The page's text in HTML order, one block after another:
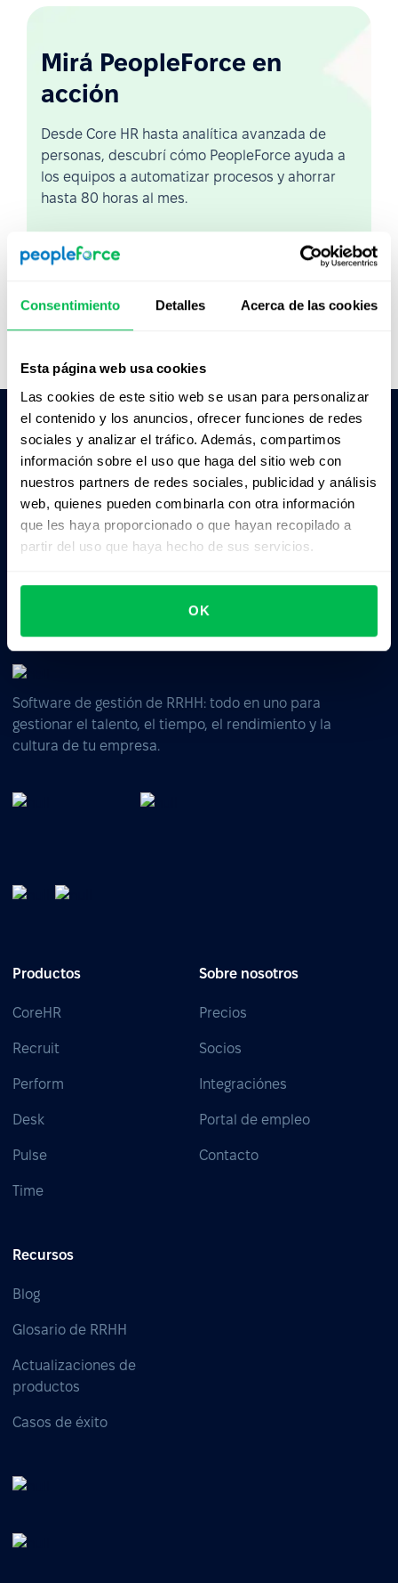
Consentimiento Detalles Acerca de las cookies
Esta página web usa cookies
Las cookies de este sitio web se usan para personalizar
el contenido y los anuncios, ofrecer funciones de redes
sociales y analizar el tráfico. Además, compartimos
información sobre el uso que haga del sitio web con
nuestros partners de redes sociales, publicidad y análisis
web, quienes pueden combinarla con otra información
que les haya proporcionado o que hayan recopilado a
partir del uso que haya hecho de sus servicios.
OK
Mirá PeopleForce en
acción
Desde Core HR hasta analítica avanzada de
personas, descubrí cómo PeopleForce ayuda a
los equipos a automatizar procesos y ahorrar
hasta 80 horas al mes.
Ver demo en vivo
Ver video
Pedile a la IA un resumen de PeopleForce:
Claude
Business driven. People focused.
Software de gestión de RRHH: todo en uno para
gestionar el talento, el tiempo, el rendimiento y la
cultura de tu empresa.
Productos
CoreHR
Recruit
Perform
Desk
Pulse
Time
Sobre nosotros
Precios
Socios
Integraciónes
Portal de empleo
Contacto
Recursos
Blog
Glosario de RRHH
Actualizaciones de
productos
Casos de éxito